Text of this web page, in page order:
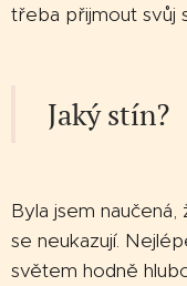
třeba přijmout svůj
Jaký stín?
Byla jsem naučená,
se neukazují.
světem hodně